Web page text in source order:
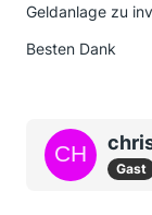
Geldanlage zu
Besten Dank
Gast